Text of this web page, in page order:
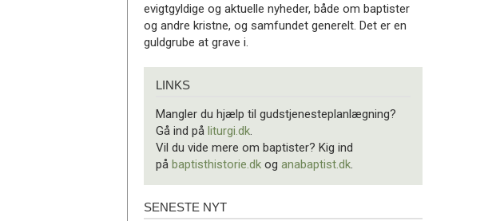
evigtgyldige og aktuelle nyheder, både om baptister
og andre kristne, og samfundet generelt. Det er en
guldgrube at grave i.
LINKS
Mangler du hjælp til gudstjenesteplanlægning?
Gå ind på liturgi.dk
Vil du vide mere om baptister? Kig ind
på baptisthistorie.dk og anabaptist.dk
Seneste
SENESTE NYT